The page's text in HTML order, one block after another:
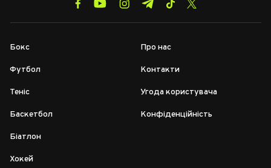
Бокс
Футбол
Теніс
Баскетбол
Біатлон
Хокей
Про нас
Контакти
Угода користувача
Конфіденційність